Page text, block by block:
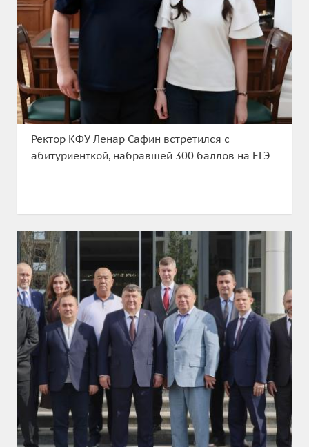
Ректор КФУ Ленар Сафин встретился с
абитуриенткой, набравшей 300 баллов на ЕГЭ